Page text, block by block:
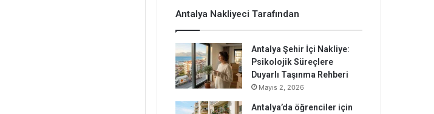
Antalya Nakliyeci Tarafından
Antalya Şehir İçi Nakliye:
Psikolojik Süreçlere
Duyarlı Taşınma Rehberi
Mayıs 2, 2026
Antalya’da öğrenciler için